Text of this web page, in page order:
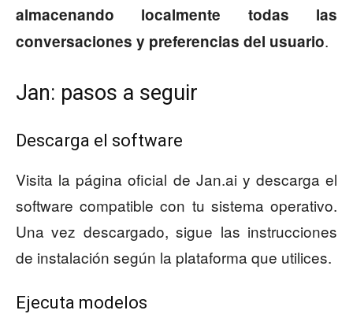
almacenando localmente todas las
conversaciones y preferencias del usuario.
Jan: pasos a seguir
Descarga el software
Visita la página oficial de Jan.ai y descarga el
software compatible con tu sistema operativo.
Una vez descargado, sigue las instrucciones
de instalación según la plataforma que utilices.
Ejecuta modelos